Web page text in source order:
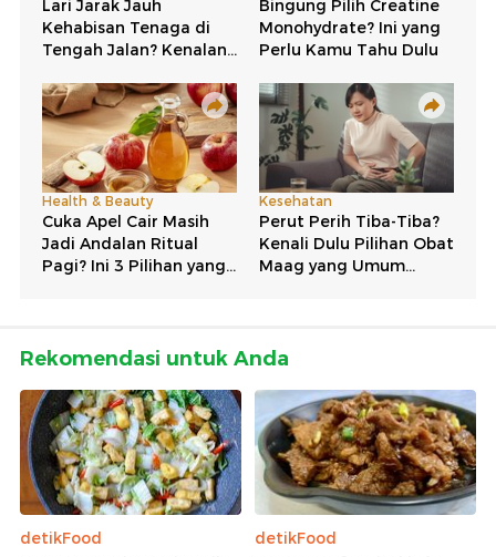
Rekomendasi untuk Anda
detikFood
detikFood